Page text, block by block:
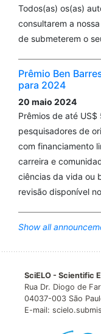
Todos(as) os(as)
consultarem a
de submeterem o
Prêmio Ben
para 2024
20 maio 2024
Prêmios de até
pesquisadores de
com financiamento
carreira e
ciências da vida ou
revisão disponível
Show all
SciELO - Scientific
Rua Dr. Diogo de
04037-003 São
E-mail: